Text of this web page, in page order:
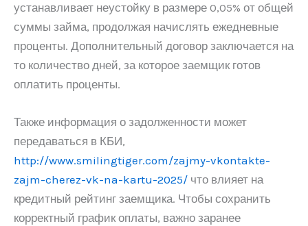
устанавливает неустойку в размере 0,05% от общей
суммы займа, продолжая начислять ежедневные
проценты. Дополнительный договор заключается на
то количество дней, за которое заемщик готов
оплатить проценты.
Также информация о задолженности может
передаваться в КБИ,
http://www.smilingtiger.com/zajmy-vkontakte-
zajm-cherez-vk-na-kartu-2025/ что влияет на
кредитный рейтинг заемщика. Чтобы сохранить
корректный график оплаты, важно заранее